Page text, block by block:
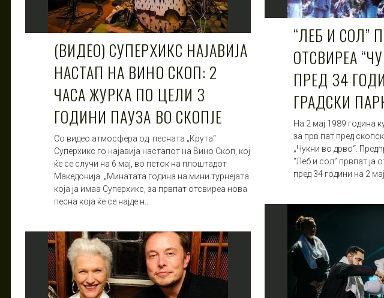
“ЛЕБ И СОЛ”
ОТСВИРЕА
ПРЕД 34
ГРАДСКИ
На 2 мај 1989 година
за прв пат пред
„Чукни во дрво“.
“Леб и сол” првпат ја
пред 34 години на 2
(ВИДЕО) СУПЕРХИКС НАЈАВИЈА
НАСТАП НА ВИНО СКОП: 2
ЧАСА ЖУРКА ПО ЦЕЛИ 3
ГОДИНИ ПАУЗА ВО СКОПЈЕ
Со видео атмосфера од песната „Крута“
Суперхикс го најавија настапот на Вино Скоп, кој
ќе се случи на 6 мај, во петок на плоштадот
Македонија. „Минатата година на мини турнејата
која ја имаа Суперхикс, за првпат отсвиреа нова
песна која ќе се најде н…